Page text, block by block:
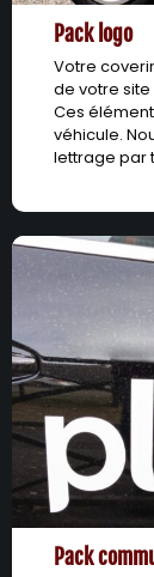
Pack logo
Votre
de votre
Ces
véhicule.
lettrage par
Pack